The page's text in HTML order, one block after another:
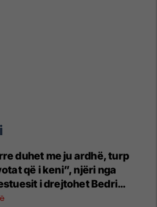
duhet me ju ardhë, turp
që i keni”, njëri nga
i drejtohet Bedri